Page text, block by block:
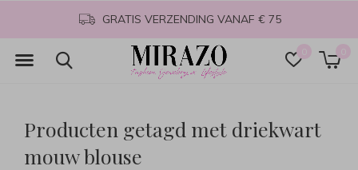
0 0
GRATIS VERZENDING VANAF € 75
Producten getagd met driekwart
mouw blouse